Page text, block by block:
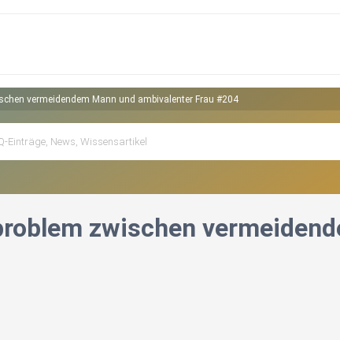
vermeidendem Mann und ambivalenter Frau #204
zwischen